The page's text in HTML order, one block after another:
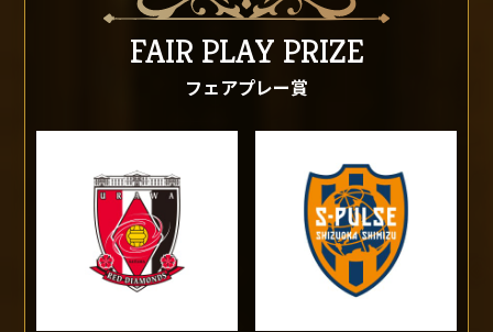
FAIR PLAY PRIZE
フェアプレー賞